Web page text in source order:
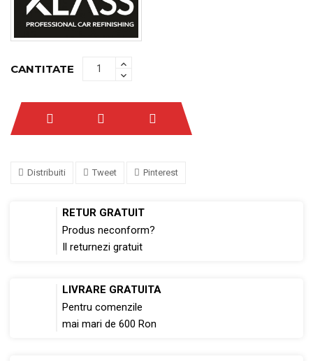
CANTITATE
Distribuiti Tweet Pinterest
RETUR GRATUIT
Produs neconform?
Il returnezi gratuit
LIVRARE GRATUITA
Pentru comenzile
mai mari de 600 Ron